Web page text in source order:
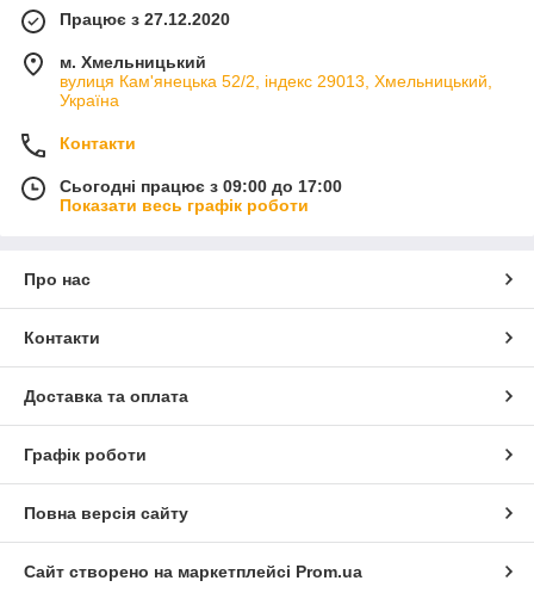
Працює з 27.12.2020
м. Хмельницький
вулиця Кам'янецька 52/2, індекс 29013, Хмельницький,
Україна
Контакти
Сьогодні працює з 09:00 до 17:00
Показати весь графік роботи
Про нас
Контакти
Доставка та оплата
Графік роботи
Повна версія сайту
Сайт створено на маркетплейсі Prom.ua